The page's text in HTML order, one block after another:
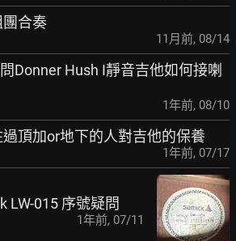
團合奏
11月前, 08/14
Donner Hush I靜音吉他如何接喇
1年前, 08/10
過頂加or地下的人對吉他的保養
1年前, 07/17
LW-015 序號疑問
1年前, 07/11